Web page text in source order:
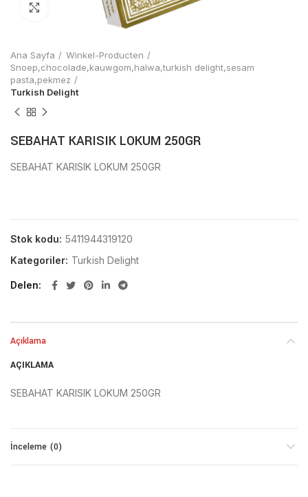
Click to enlarge
Ana Sayfa
Winkel-Producten
Snoep,chocolade,kauwgom,halwa,turkish delight,sesam
pasta,pekmez
Turkish Delight
SEBAHAT KARISIK LOKUM 250GR
SEBAHAT KARISIK LOKUM 250GR
Stok kodu: 5411944319120
Kategoriler: Turkish Delight
Delen
Açıklama
AÇIKLAMA
SEBAHAT KARISIK LOKUM 250GR
İnceleme (0)